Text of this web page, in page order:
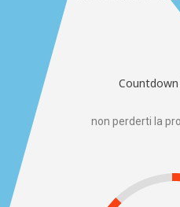
non perderti la